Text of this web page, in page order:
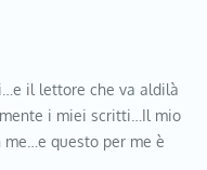
il lettore che va aldilà
i miei scritti…Il mio
questo per me è